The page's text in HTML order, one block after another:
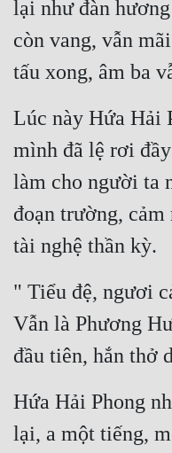
Tiểu Thuyết
Trinh Thám
Triều Đấu
Trùng Sinh
Trọng Sinh
Tu Chân
Tu Tiên
Tội Phạm
Vô Địch
Võ Hiệp
Võng Du
Xuyên Không
Xuyên Nhanh
lại như đàn
còn vang, vẫn
tấu xong, âm ba
Lúc này Hứa Hải
mình đã lệ rơi
làm cho người ta
đoạn trường, cảm
tài nghệ thần kỳ.
" Tiểu đệ, ngươi
Vẫn là Phương
đầu tiên, hắn thở
Hứa Hải Phong
lại, a một tiếng,